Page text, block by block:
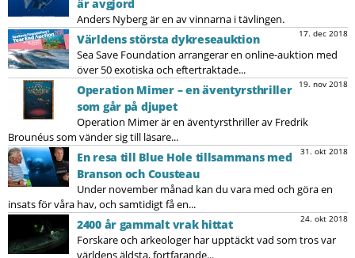
är avgjord
Anders Nyberg är en av vinnarna i tävlingen.
17. dec 2018
Världens största dykreseauktion
Sea Save Foundation arrangerar en online-auktion med
över 50 exotiska och eftertraktade...
19. nov 2018
Operation Mimer – en äventyrsthriller
som går på djupet
Operation Mimer är en äventyrsthriller av Fredrik
Brounéus som vänder sig till läsare...
31. okt 2018
En resa till Blue Hole tillsammans med
Branson och Cousteau
Under november månad kan du vara med och göra en
insats för våra hav, och samtidigt få en...
24. okt 2018
2400 år gammalt vrak hittat
Forskare och arkeologer har upptäckt vad som tros var